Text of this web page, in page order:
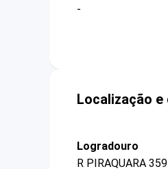
-
Localização
Logradouro
R PIRAQUARA 359